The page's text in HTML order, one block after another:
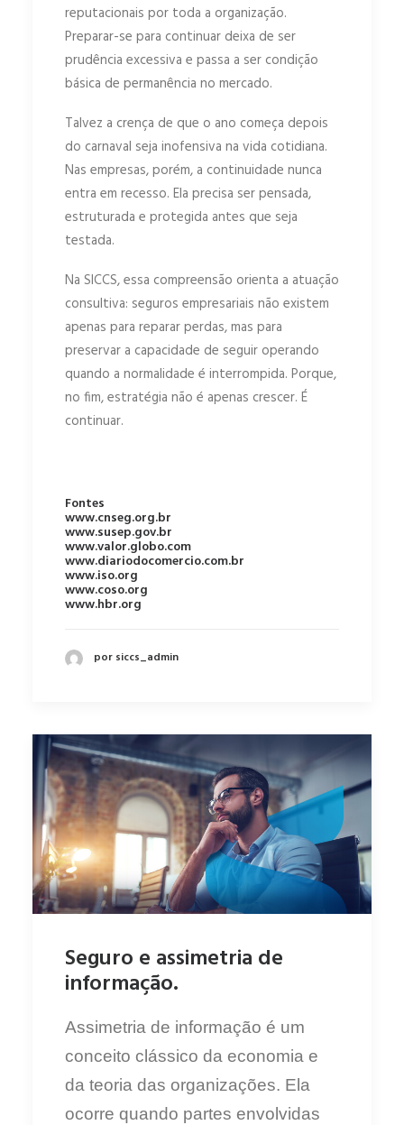
reputacionais por toda a organização.
Preparar-se para continuar deixa de ser
prudência excessiva e passa a ser condição
básica de permanência no mercado.
Talvez a crença de que o ano começa depois
do carnaval seja inofensiva na vida cotidiana.
Nas empresas, porém, a continuidade nunca
entra em recesso. Ela precisa ser pensada,
estruturada e protegida antes que seja
testada.
Na SICCS, essa compreensão orienta a atuação
consultiva: seguros empresariais não existem
apenas para reparar perdas, mas para
preservar a capacidade de seguir operando
quando a normalidade é interrompida. Porque,
no fim, estratégia não é apenas crescer. É
continuar.
Fontes
www.cnseg.org.br
www.susep.gov.br
www.valor.globo.com
www.diariodocomercio.com.br
www.iso.org
www.coso.org
www.hbr.org
por siccs_admin
Seguro e assimetria de
informação.
Assimetria de informação é um
conceito clássico da economia e
da teoria das organizações. Ela
ocorre quando partes envolvidas